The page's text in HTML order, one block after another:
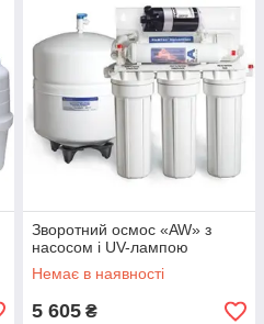
Зворотний осмос «AW» з
насосом і UV-лампою
Немає в наявності
5 605 ₴